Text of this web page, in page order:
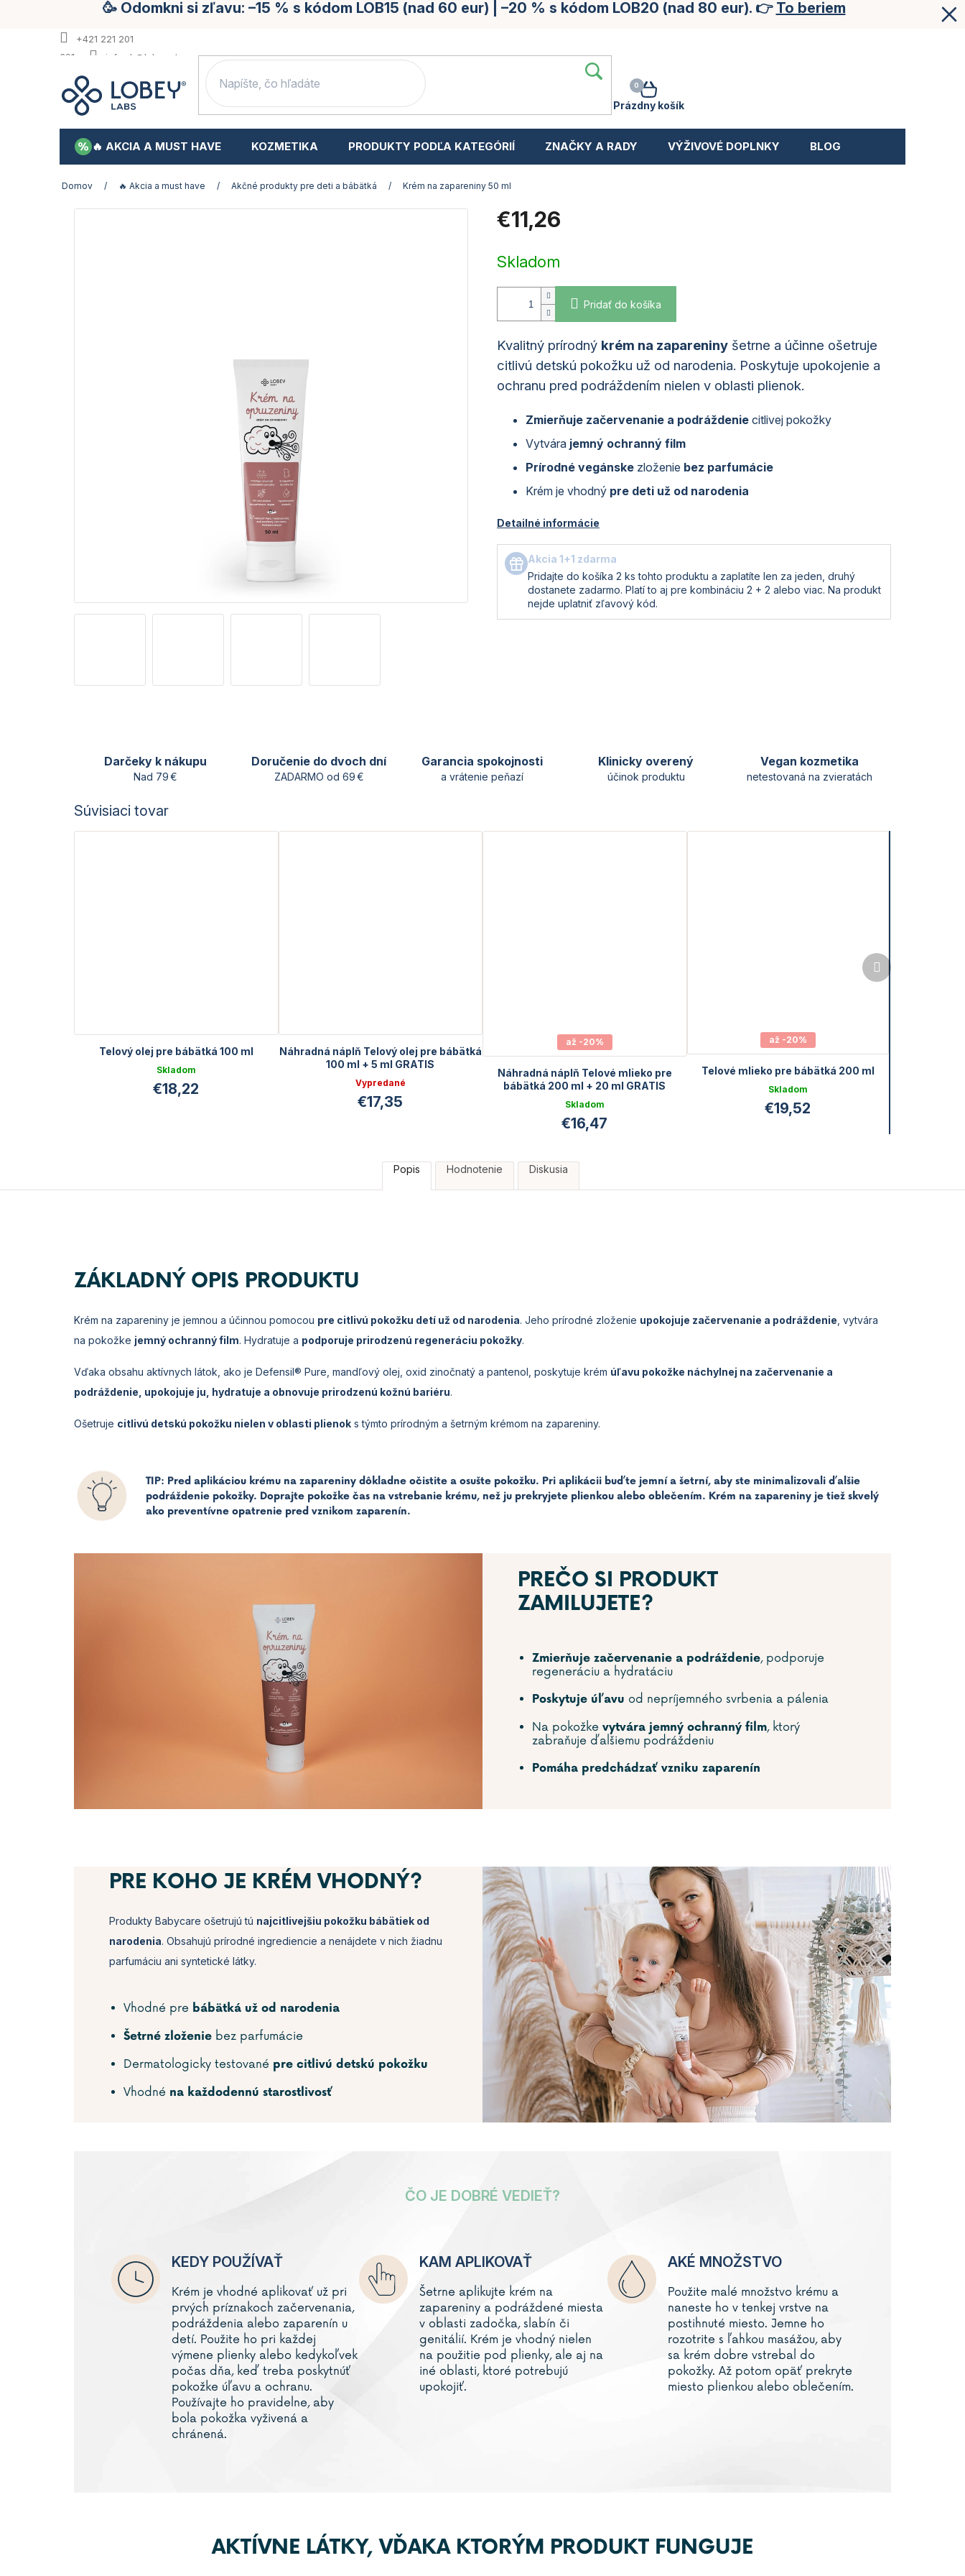
🥳 Odomkni si zľavu: –15 % s kódom LOB15 (nad 60 eur) | –20 % s kódom LOB20 (nad 80 eur). 👉 To beriem
+421 221 201
391
info.sk@lobey.store
NÁKUPNÝ
KOŠÍK
Prázdny košík
🔥 AKCIA A MUST HAVE KOZMETIKA PRODUKTY PODĽA KATEGÓRIÍ ZNAČKY A RADY VÝŽIVOVÉ DOPLNKY BLOG
Domov / 🔥 Akcia a must have / Akčné produkty pre deti a bábätká / Krém na zapareniny 50 ml
€11,26
cena:
Skladom
Pridať do košíka
Akcia 1+1 zdarma
Pridajte do košíka 2 ks tohto produktu a zaplatíte len za jeden, druhý
dostanete zadarmo. Platí to aj pre kombináciu 2 + 2 alebo viac. Na produkt
nejde uplatniť zľavový kód.
Kvalitný prírodný krém na zapareniny šetrne a účinne ošetruje
citlivú detskú pokožku už od narodenia. Poskytuje upokojenie a
ochranu pred podráždením nielen v oblasti plienok.
Zmierňuje začervenanie a podráždenie citlivej pokožky
Vytvára jemný ochranný film
Prírodné vegánske zloženie bez parfumácie
Krém je vhodný pre deti už od narodenia
Detailné informácie
Darčeky k nákupu
Nad 79 €
Doručenie do dvoch dní
ZADARMO od 69 €
Garancia spokojnosti
a vrátenie peňazí
Klinicky overený
účinok produktu
Vegan kozmetika
netestovaná na zvieratách
Súvisiaci tovar
Telový olej pre bábätká 100 ml
Skladom
€18,22
Náhradná náplň Telový olej pre bábätká
100 ml + 5 ml GRATIS
Vypredané
€17,35
až -20%
Náhradná náplň Telové mlieko pre
bábätká 200 ml + 20 ml GRATIS
Skladom
€16,47
až -20%
Telové mlieko pre bábätká 200 ml
Skladom
€19,52
Ďalší
produkt
Popis Hodnotenie Diskusia
ZÁKLADNÝ OPIS PRODUKTU
Krém na zapareniny je jemnou a účinnou pomocou pre citlivú pokožku detí už od narodenia. Jeho prírodné zloženie upokojuje začervenanie a podráždenie, vytvára
na pokožke jemný ochranný film. Hydratuje a podporuje prirodzenú regeneráciu pokožky.
Vďaka obsahu aktívnych látok, ako je Defensil® Pure, mandľový olej, oxid zinočnatý a pantenol, poskytuje krém úľavu pokožke náchylnej na začervenanie a
podráždenie, upokojuje ju, hydratuje a obnovuje prirodzenú kožnú bariéru.
Ošetruje citlivú detskú pokožku nielen v oblasti plienok s týmto prírodným a šetrným krémom na zapareniny.
TIP: Pred aplikáciou krému na zapareniny dôkladne očistite a osušte pokožku. Pri aplikácii buďte jemní a šetrní, aby ste minimalizovali ďalšie
podráždenie pokožky. Doprajte pokožke čas na vstrebanie krému, než ju prekryjete plienkou alebo oblečením. Krém na zapareniny je tiež skvelý
ako preventívne opatrenie pred vznikom zaparenín.
PREČO SI PRODUKT
ZAMILUJETE?
Zmierňuje začervenanie a podráždenie, podporuje
regeneráciu a hydratáciu
Poskytuje úľavu od nepríjemného svrbenia a pálenia
Na pokožke vytvára jemný ochranný film, ktorý
zabraňuje ďalšiemu podráždeniu
Pomáha predchádzať vzniku zaparenín
PRE KOHO JE KRÉM VHODNÝ?
Produkty Babycare ošetrujú tú najcitlivejšiu pokožku bábätiek od
narodenia. Obsahujú prírodné ingrediencie a nenájdete v nich žiadnu
parfumáciu ani syntetické látky.
Vhodné pre bábätká už od narodenia
Šetrné zloženie bez parfumácie
Dermatologicky testované pre citlivú detskú pokožku
Vhodné na každodennú starostlivosť
ČO JE DOBRÉ VEDIEŤ?
KEDY POUŽÍVAŤ
Krém je vhodné aplikovať už pri
prvých príznakoch začervenania,
podráždenia alebo zaparenín u
detí. Použite ho pri každej
výmene plienky alebo kedykoľvek
počas dňa, keď treba poskytnúť
pokožke úľavu a ochranu.
Používajte ho pravidelne, aby
bola pokožka vyživená a
chránená.
KAM APLIKOVAŤ
Šetrne aplikujte krém na
zapareniny a podráždené miesta
v oblasti zadočka, slabín či
genitálií. Krém je vhodný nielen
na použitie pod plienky, ale aj na
iné oblasti, ktoré potrebujú
upokojiť.
AKÉ MNOŽSTVO
Použite malé množstvo krému a
naneste ho v tenkej vrstve na
postihnuté miesto. Jemne ho
rozotrite s ľahkou masážou, aby
sa krém dobre vstrebal do
pokožky. Až potom opäť prekryte
miesto plienkou alebo oblečením.
AKTÍVNE LÁTKY, VĎAKA KTORÝM PRODUKT FUNGUJE